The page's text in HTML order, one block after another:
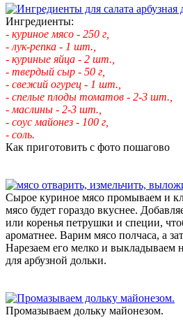
Ингредиенты:
- куриное мясо - 250 г,
- лук-репка - 1 шт.,
- куриные яйца - 2 шт.,
- твердый сыр - 50 г,
- свежий огурец - 1 шт.,
- спелые плоды томатов - 2-3 шт.,
- маслины - 2-3 шт.,
- соус майонез - 100 г,
- соль.
Как приготовить с фото пошагово
Сырое куриное мясо промываем и
мясо будет гораздо вкуснее.
или коренья петрушки и специи,
ароматнее. Варим мясо полчаса, а
Нарезаем его мелко и выкладываем
для арбузной дольки.
Промазываем дольку майонезом.